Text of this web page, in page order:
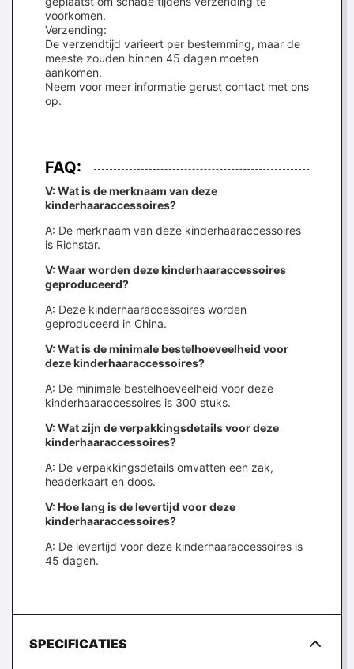
voorkomen.
Verzending:
De verzendtijd varieert per bestemming, maar de
meeste zouden binnen 45 dagen moeten
aankomen.
Neem voor meer informatie gerust contact met ons
op.
FAQ:
V: Wat is de merknaam van deze
kinderhaaraccessoires?
A: De merknaam van deze kinderhaaraccessoires
is Richstar.
V: Waar worden deze kinderhaaraccessoires
geproduceerd?
A: Deze kinderhaaraccessoires worden
geproduceerd in China.
V: Wat is de minimale bestelhoeveelheid voor
deze kinderhaaraccessoires?
A: De minimale bestelhoeveelheid voor deze
kinderhaaraccessoires is 300 stuks.
V: Wat zijn de verpakkingsdetails voor deze
kinderhaaraccessoires?
A: De verpakkingsdetails omvatten een zak,
headerkaart en doos.
V: Hoe lang is de levertijd voor deze
kinderhaaraccessoires?
A: De levertijd voor deze kinderhaaraccessoires is
45 dagen.
SPECIFICATIES